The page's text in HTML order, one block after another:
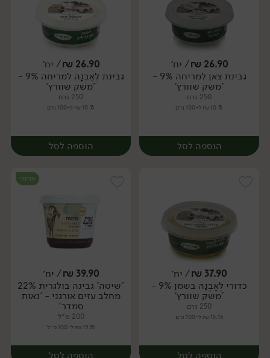
יח׳ יח׳
26.90
₪/ יח׳
גבינת צאן למריחה 9% -
'משק שוורץ'
250 גרם
10.76 ₪ ל-100 גרם
הוספה לסל
יח׳
26.90
₪/ יח׳
גבינת לְאַבְנָהּ למריחה 9% -
'משק שוורץ'
250 גרם
10.76 ₪ ל-100 גרם
הוספה לסל
יח׳
37.90
₪/ יח׳
כדורי לְאַבְנָהּ בשמן 9% -
'משק שוורץ'
250 גרם
15.16 ₪ ל-100 גרם
הוספה לסל
אורגני
39.90
₪/ יח׳
'שיטה' גבינה בולגרית 22%
מחלב עזים אורגני - 'נאות
סמדר'
200 מ״ל
19.95 ₪ ל-100 מ״ל
הוספה לסל